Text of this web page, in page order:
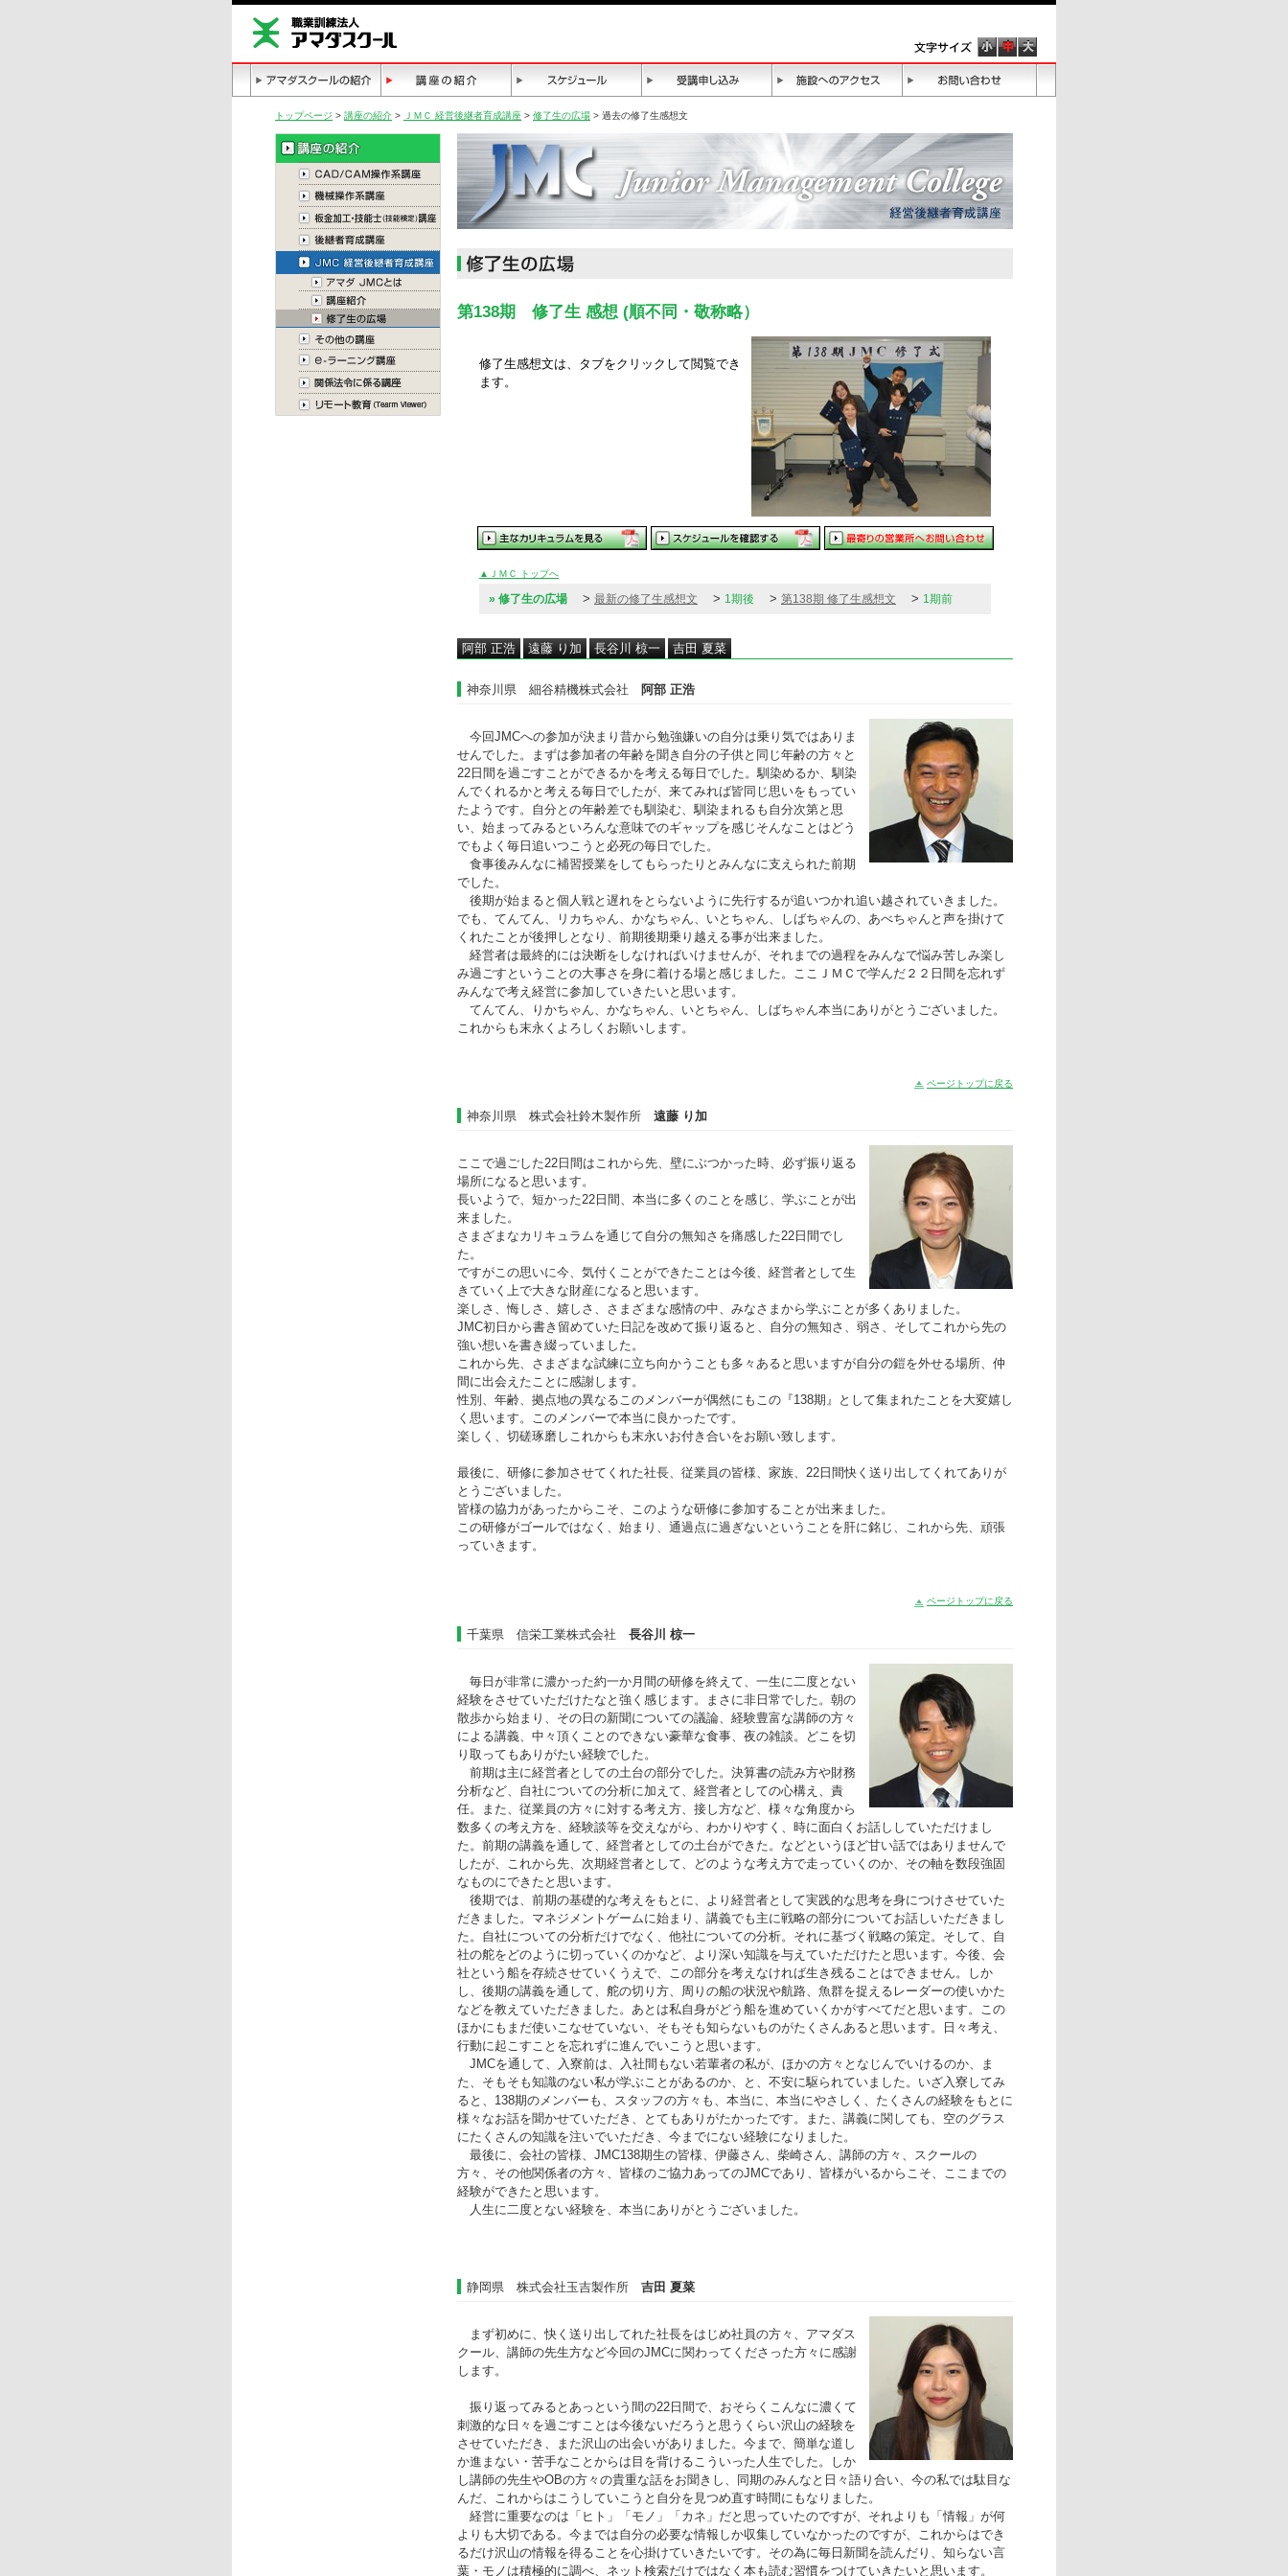
トップページ > 講座の紹介 > ＪＭＣ 経営後継者育成講座 > 修了生の広場 > 過去の修了生感想文
第138期 修了生 感想 (順不同・敬称略）
修了生感想文は、タブをクリックして閲覧でき
ます。
▲ＪＭＣ トップへ
» 修了生の広場 > 最新の修了生感想文 > 1期後 > 第138期 修了生感想文 > 1期前
阿部 正浩 遠藤 り加 長谷川 椋一 吉田 夏菜
神奈川県 細谷精機株式会社 阿部 正浩
今回JMCへの参加が決まり昔から勉強嫌いの自分は乗り気ではありま
せんでした。まずは参加者の年齢を聞き自分の子供と同じ年齢の方々と
22日間を過ごすことができるかを考える毎日でした。馴染めるか、馴染
んでくれるかと考える毎日でしたが、来てみれば皆同じ思いをもってい
たようです。自分との年齢差でも馴染む、馴染まれるも自分次第と思
い、始まってみるといろんな意味でのギャップを感じそんなことはどう
でもよく毎日追いつこうと必死の毎日でした。
食事後みんなに補習授業をしてもらったりとみんなに支えられた前期
でした。
後期が始まると個人戦と遅れをとらないように先行するが追いつかれ追い越されていきました。
でも、てんてん、リカちゃん、かなちゃん、いとちゃん、しばちゃんの、あべちゃんと声を掛けて
くれたことが後押しとなり、前期後期乗り越える事が出来ました。
経営者は最終的には決断をしなければいけませんが、それまでの過程をみんなで悩み苦しみ楽し
み過ごすということの大事さを身に着ける場と感じました。ここＪＭＣで学んだ２２日間を忘れず
みんなで考え経営に参加していきたいと思います。
てんてん、りかちゃん、かなちゃん、いとちゃん、しばちゃん本当にありがとうございました。
これからも末永くよろしくお願いします。
ページトップに戻る
神奈川県 株式会社鈴木製作所 遠藤 り加
ここで過ごした22日間はこれから先、壁にぶつかった時、必ず振り返る
場所になると思います。
長いようで、短かった22日間、本当に多くのことを感じ、学ぶことが出
来ました。
さまざまなカリキュラムを通じて自分の無知さを痛感した22日間でし
た。
ですがこの思いに今、気付くことができたことは今後、経営者として生
きていく上で大きな財産になると思います。
楽しさ、悔しさ、嬉しさ、さまざまな感情の中、みなさまから学ぶことが多くありました。
JMC初日から書き留めていた日記を改めて振り返ると、自分の無知さ、弱さ、そしてこれから先の
強い想いを書き綴っていました。
これから先、さまざまな試練に立ち向かうことも多々あると思いますが自分の鎧を外せる場所、仲
間に出会えたことに感謝します。
性別、年齢、拠点地の異なるこのメンバーが偶然にもこの『138期』として集まれたことを大変嬉し
く思います。このメンバーで本当に良かったです。
楽しく、切磋琢磨しこれからも末永いお付き合いをお願い致します。
最後に、研修に参加させてくれた社長、従業員の皆様、家族、22日間快く送り出してくれてありが
とうございました。
皆様の協力があったからこそ、このような研修に参加することが出来ました。
この研修がゴールではなく、始まり、通過点に過ぎないということを肝に銘じ、これから先、頑張
っていきます。
ページトップに戻る
千葉県 信栄工業株式会社 長谷川 椋一
毎日が非常に濃かった約一か月間の研修を終えて、一生に二度とない
経験をさせていただけたなと強く感じます。まさに非日常でした。朝の
散歩から始まり、その日の新聞についての議論、経験豊富な講師の方々
による講義、中々頂くことのできない豪華な食事、夜の雑談。どこを切
り取ってもありがたい経験でした。
前期は主に経営者としての土台の部分でした。決算書の読み方や財務
分析など、自社についての分析に加えて、経営者としての心構え、責
任。また、従業員の方々に対する考え方、接し方など、様々な角度から
数多くの考え方を、経験談等を交えながら、わかりやすく、時に面白くお話ししていただけまし
た。前期の講義を通して、経営者としての土台ができた。などというほど甘い話ではありませんで
したが、これから先、次期経営者として、どのような考え方で走っていくのか、その軸を数段強固
なものにできたと思います。
後期では、前期の基礎的な考えをもとに、より経営者として実践的な思考を身につけさせていた
だきました。マネジメントゲームに始まり、講義でも主に戦略の部分についてお話しいただきまし
た。自社についての分析だけでなく、他社についての分析。それに基づく戦略の策定。そして、自
社の舵をどのように切っていくのかなど、より深い知識を与えていただけたと思います。今後、会
社という船を存続させていくうえで、この部分を考えなければ生き残ることはできません。しか
し、後期の講義を通して、舵の切り方、周りの船の状況や航路、魚群を捉えるレーダーの使いかた
などを教えていただきました。あとは私自身がどう船を進めていくかがすべてだと思います。この
ほかにもまだ使いこなせていない、そもそも知らないものがたくさんあると思います。日々考え、
行動に起こすことを忘れずに進んでいこうと思います。
JMCを通して、入寮前は、入社間もない若輩者の私が、ほかの方々となじんでいけるのか、ま
た、そもそも知識のない私が学ぶことがあるのか、と、不安に駆られていました。いざ入寮してみ
ると、138期のメンバーも、スタッフの方々も、本当に、本当にやさしく、たくさんの経験をもとに
様々なお話を聞かせていただき、とてもありがたかったです。また、講義に関しても、空のグラス
にたくさんの知識を注いでいただき、今までにない経験になりました。
最後に、会社の皆様、JMC138期生の皆様、伊藤さん、柴崎さん、講師の方々、スクールの
方々、その他関係者の方々、皆様のご協力あってのJMCであり、皆様がいるからこそ、ここまでの
経験ができたと思います。
人生に二度とない経験を、本当にありがとうございました。
静岡県 株式会社玉吉製作所 吉田 夏菜
まず初めに、快く送り出してれた社長をはじめ社員の方々、アマダス
クール、講師の先生方など今回のJMCに関わってくださった方々に感謝
します。
振り返ってみるとあっという間の22日間で、おそらくこんなに濃くて
刺激的な日々を過ごすことは今後ないだろうと思うくらい沢山の経験を
させていただき、また沢山の出会いがありました。今まで、簡単な道し
か進まない・苦手なことからは目を背けるこういった人生でした。しか
し講師の先生やOBの方々の貴重な話をお聞きし、同期のみんなと日々語り合い、今の私では駄目な
んだ、これからはこうしていこうと自分を見つめ直す時間にもなりました。
経営に重要なのは「ヒト」「モノ」「カネ」だと思っていたのですが、それよりも「情報」が何
よりも大切である。今までは自分の必要な情報しか収集していなかったのですが、これからはでき
るだけ沢山の情報を得ることを心掛けていきたいです。その為に毎日新聞を読んだり、知らない言
葉・モノは積極的に調べ、ネット検索だけではなく本も読む習慣をつけていきたいと思います。